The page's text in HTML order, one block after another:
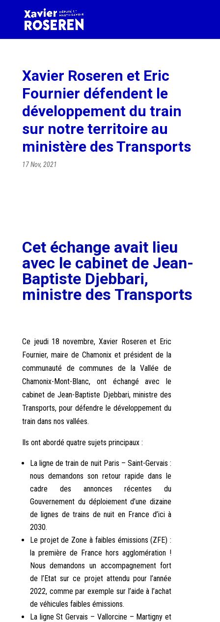
Xavier Roseren et Eric
Fournier défendent le
développement du train
sur notre territoire au
ministère des Transports
17 Nov, 2021
Cet échange avait lieu
avec le cabinet de Jean-
Baptiste Djebbari,
ministre des Transports
Ce jeudi 18 novembre, Xavier Roseren et Eric
Fournier, maire de Chamonix et président de la
communauté de communes de la Vallée de
Chamonix-Mont-Blanc, ont échangé avec le
cabinet de Jean-Baptiste Djebbari, ministre des
Transports, pour défendre le développement du
train dans nos vallées.
Ils ont abordé quatre sujets principaux :
La ligne de train de nuit Paris – Saint-Gervais :
nous demandons son retour rapide dans le
cadre des annonces récentes du
Gouvernement du déploiement d’une dizaine
de lignes de trains de nuit en France d’ici à
2030.
Le projet de Zone à faibles émissions (ZFE) :
la première de France hors agglomération !
Nous demandons un accompagnement fort
de l’Etat sur ce projet attendu pour l’année
2022, comme par exemple sur l’aide à l’achat
de véhicules faibles émissions.
La ligne St Gervais – Vallorcine – Martigny et